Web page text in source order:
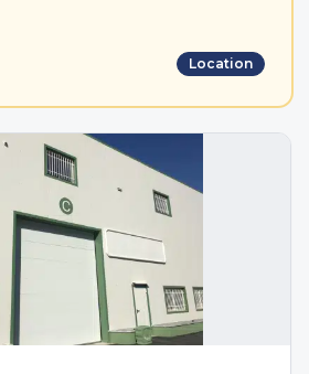
Location